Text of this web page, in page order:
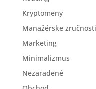
Kryptomeny
Manažérske zručnosti
Marketing
Minimalizmus
Nezaradené